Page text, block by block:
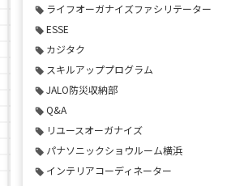
ライフオーガナイズファシリテーター
ESSE
カジタク
スキルアッププログラム
JALO防災収納部
Q&A
リユースオーガナイズ
パナソニックショウルーム横浜
インテリアコーディネーター